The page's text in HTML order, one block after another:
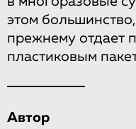
этом
прежнему отдает
пластиковым
Автор